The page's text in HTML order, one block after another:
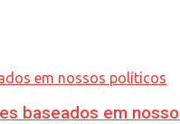
baseados em